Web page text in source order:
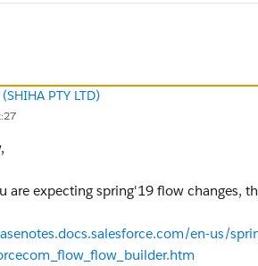
PTY LTD)
are expecting spring'19 flow changes,
en-us/